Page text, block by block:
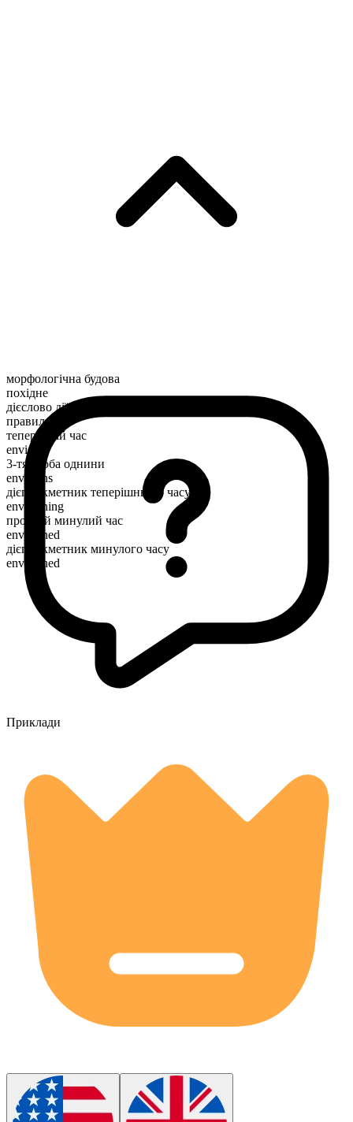
морфологічна будова
похідне
дієслово дії
правильний
теперішній час
envision
3-тя особа однини
envisions
дієприкметник теперішнього часу
envisioning
простий минулий час
envisioned
дієприкметник минулого часу
envisioned
Приклади